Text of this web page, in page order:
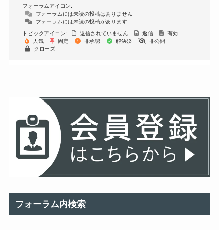
フォーラムアイコン:
フォーラムには未読の投稿はありません
フォーラムには未読の投稿があります
トピックアイコン:
返信されていません 返信
有効
人気
固定 非承認 解決済
非公開
クローズ
フォーラム内検索